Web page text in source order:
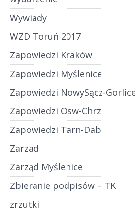
Wywiady
WZD Toruń 2017
Zapowiedzi Kraków
Zapowiedzi Myślenice
Zapowiedzi NowySącz-Gorlice
Zapowiedzi Osw-Chrz
Zapowiedzi Tarn-Dab
Zarzad
Zarząd Myślenice
Zbieranie podpisów – TK
zrzutki